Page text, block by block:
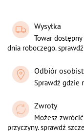
Wysyłka
Towar
dnia roboczego.
Odbiór
Sprawdź gdzie
Zwroty
Możesz
przyczyny. sprawdź